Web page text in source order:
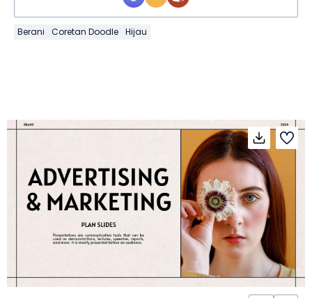
Berani Coretan Doodle Hijau